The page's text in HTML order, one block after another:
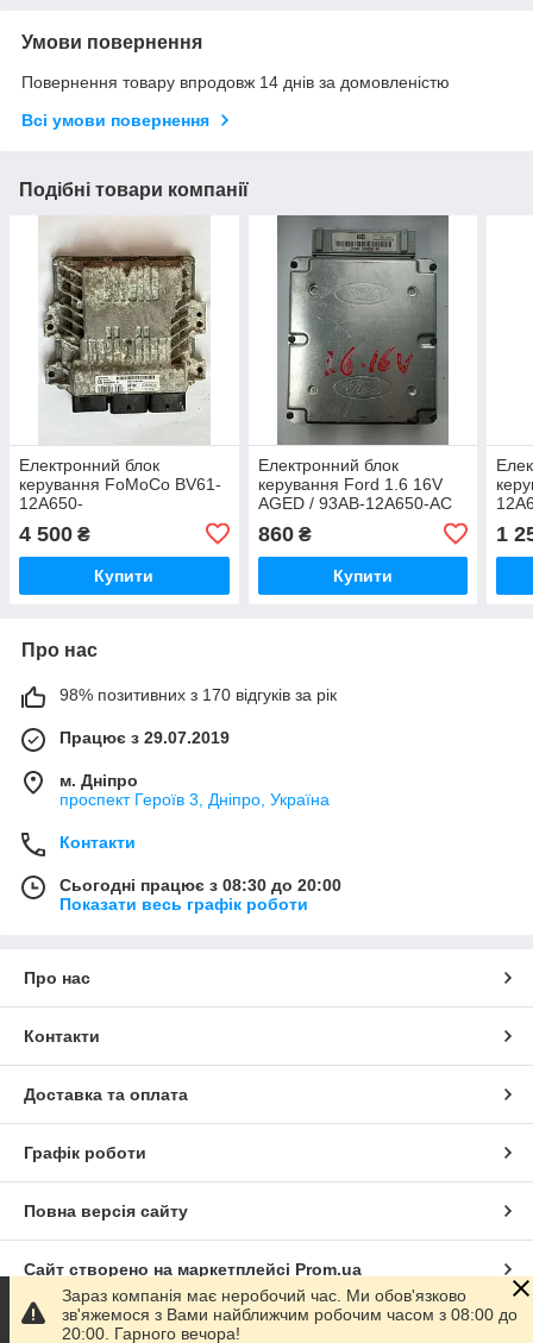
Умови повернення
Повернення товару впродовж 14 днів за домовленістю
Всі умови повернення
Подібні товари компанії
Електронний блок
керування FoMoCo BV61-
12A650-
AXH/ BV6112A650AXH / S
180 133 039 B /
S180133039B / 9TNH
4 500 ₴
Купити
Електронний блок
керування Ford 1.6 16V
AGED / 93AB-12A650-AC
860₴
Купити
1
Про нас
98% позитивних з 170 відгуків за рік
Працює з 29.07.2019
м. Дніпро
проспект Героїв 3, Дніпро, Україна
Контакти
Сьогодні працює з 08:30 до 20:00
Показати весь графік роботи
Про нас
Контакти
Доставка та оплата
Графік роботи
Повна версія сайту
Сайт створено на маркетплейсі Prom.ua
Політика конфіденційності
Зараз компанія має неробочий час. Ми обов'язково
зв'яжемося з Вами найближчим робочим часом з 08:00 до
20:00. Гарного вечора!